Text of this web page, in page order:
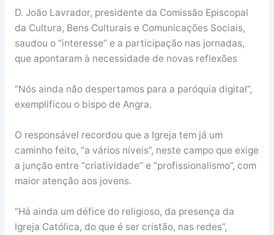
D. João Lavrador, presidente da Comissão Episcopal
da Cultura, Bens Culturais e Comunicações Sociais,
saudou o “interesse” e a participação nas jornadas,
que apontaram à necessidade de novas reflexões
“Nós ainda não despertamos para a paróquia digital”,
exemplificou o bispo de Angra.
O responsável recordou que a Igreja tem já um
caminho feito, “a vários níveis”, neste campo que exige
a junção entre “criatividade” e “profissionalismo”, com
maior atenção aos jovens.
“Há ainda um défice do religioso, da presença da
Igreja Católica, do que é ser cristão, nas redes”,